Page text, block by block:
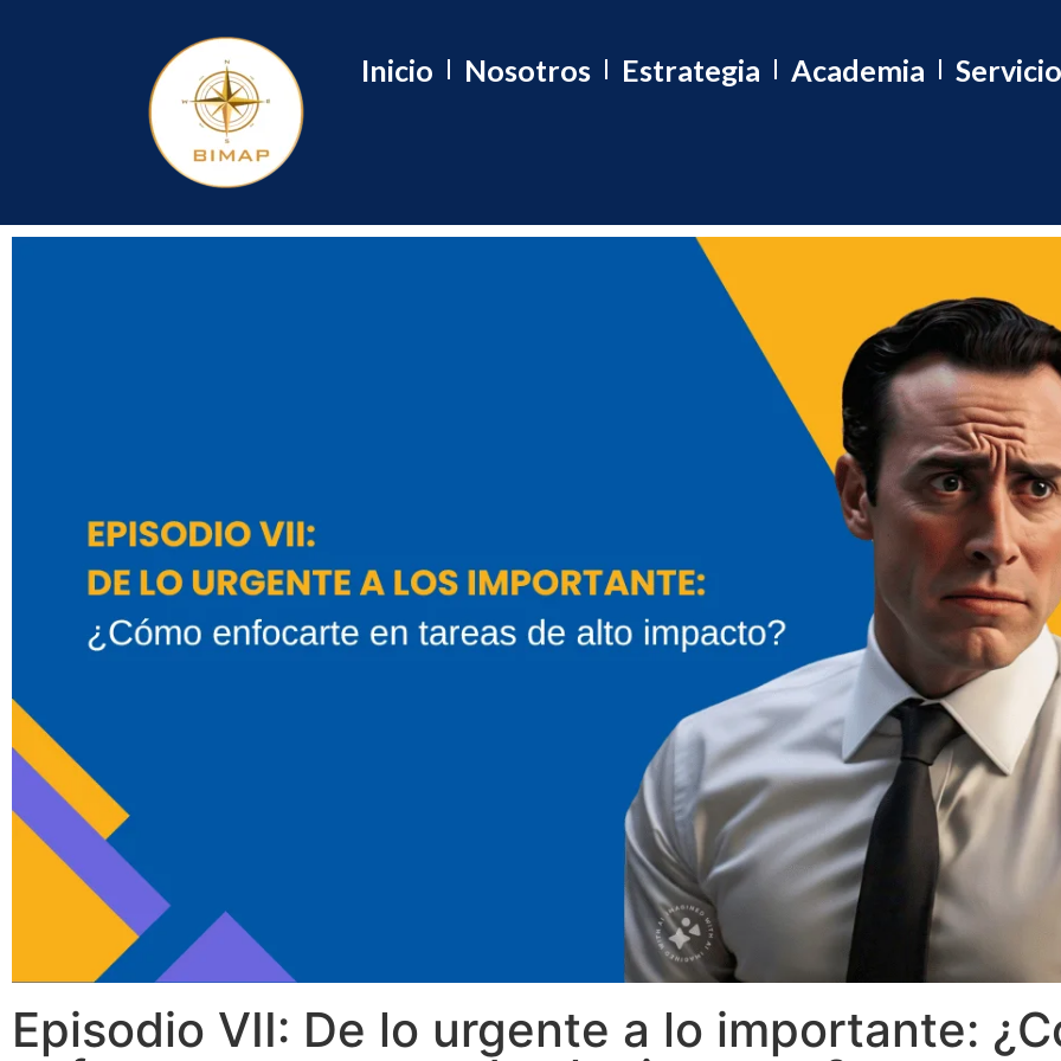
Inicio Nosotros Estrategia Academia
Episodio VII: De lo urgente a lo importante: